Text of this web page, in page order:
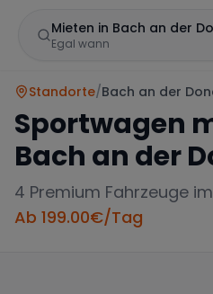
Mieten in Bach an der
Egal wann
Standorte/Bach an der
Sportwagen
Bach an der
4 Premium Fahrzeuge
Ab 199.00€/Tag